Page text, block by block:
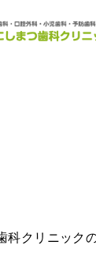
科クリニック